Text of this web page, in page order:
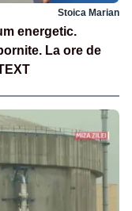
Stoica Marian
energetic.
La ore de